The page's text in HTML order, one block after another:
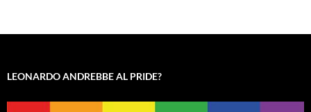
LEONARDO ANDREBBE AL PRIDE?